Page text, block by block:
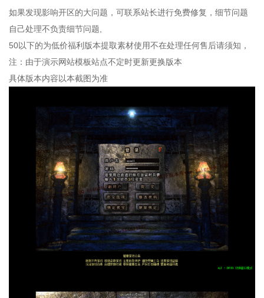
如果发现影响开区的大问题，可联系站长进行免费修复，细节问题
自己处理不负责细节问题,
50以下的为低价福利版本提取素材使用不在处理任何售后请须知，
注：由于演示网站模板站点不定时更新更换版本
具体版本内容以本截图为准